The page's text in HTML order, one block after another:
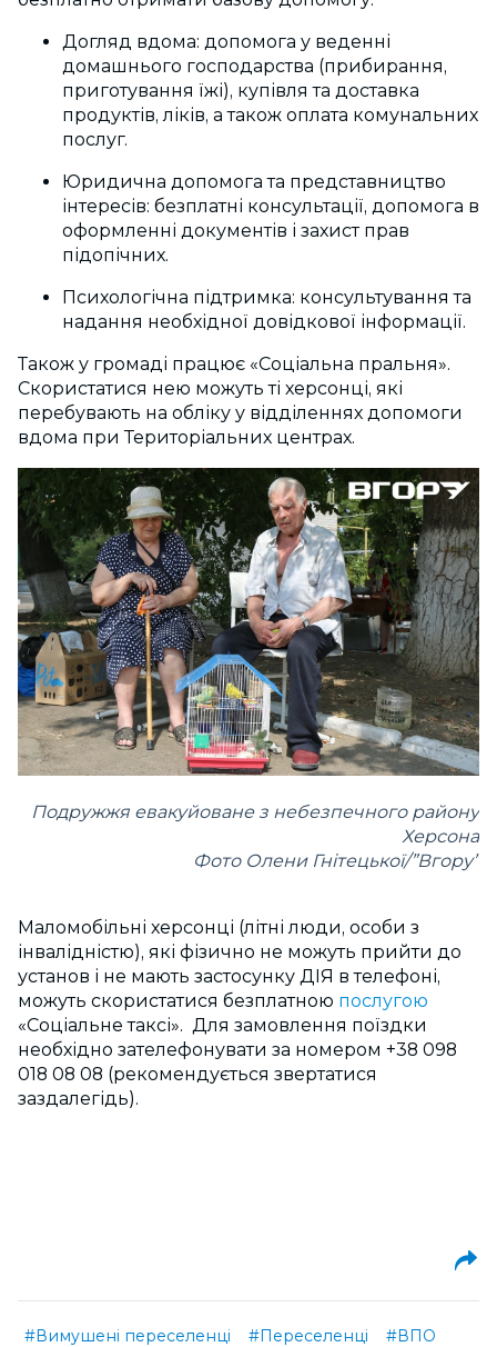
Догляд вдома: допомога у веденні
домашнього господарства (прибирання,
приготування їжі), купівля та доставка
продуктів, ліків, а також оплата комунальних
послуг.
Юридична допомога та представництво
інтересів: безплатні консультації, допомога в
оформленні документів і захист прав
підопічних.
Психологічна підтримка: консультування та
надання необхідної довідкової інформації.
Також у громаді працює «Соціальна пральня».
Скористатися нею можуть ті херсонці, які
перебувають на обліку у відділеннях допомоги
вдома при Територіальних центрах.
Подружжя евакуйоване з небезпечного району
Херсона
Фото Олени Гнітецької/”Вгору”
Маломобільні херсонці (літні люди, особи з
інвалідністю), які фізично не можуть прийти до
установ і не мають застосунку ДІЯ в телефоні,
можуть скористатися безплатною послугою
«Соціальне таксі». Для замовлення поїздки
необхідно зателефонувати за номером +38 098
018 08 08 (рекомендується звертатися
заздалегідь).
#Вимушені переселенці #Переселенці
#ВПО